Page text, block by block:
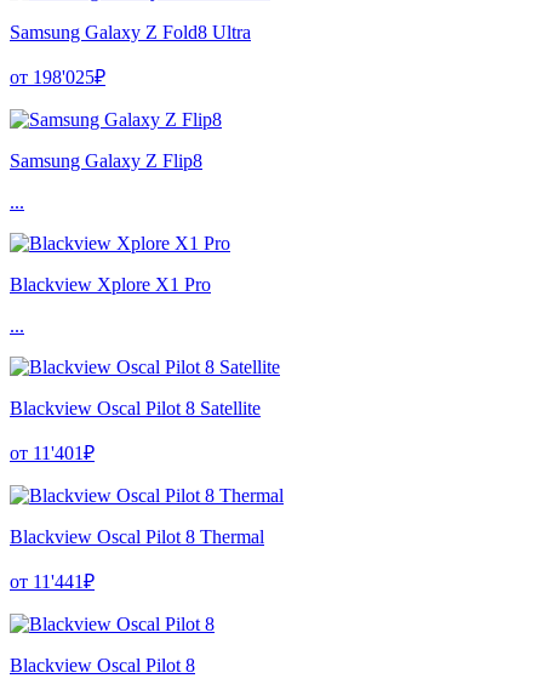
Samsung Galaxy Z Fold8 Ultra
от 198'025₽
Samsung Galaxy Z Flip8
...
Blackview Xplore X1 Pro
...
Blackview Oscal Pilot 8 Satellite
от 11'401₽
Blackview Oscal Pilot 8 Thermal
от 11'441₽
Blackview Oscal Pilot 8